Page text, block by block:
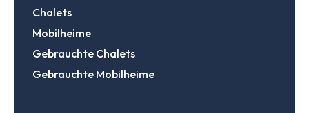
Chalets
Mobilheime
Gebrauchte Chalets
Gebrauchte Mobilheime